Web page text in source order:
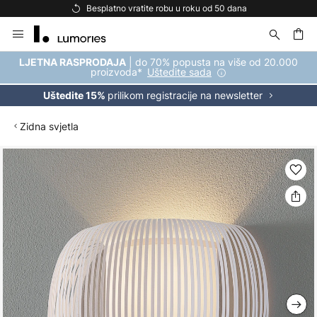
Besplatno vratite robu u roku od 50 dana
to
Content
LJETNA RASPRODAJA | do 70% popusta na više od 20.000
proizvoda* Uštedite sada
Uštedite 15% prilikom registracije na newsletter
Zidna svjetla
Skip
to
the
end
of
the
images
gallery